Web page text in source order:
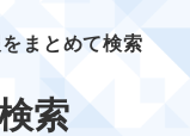
まとめて検索
索